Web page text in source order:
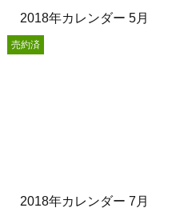
2018年カレンダー 5月
2018年カレンダー 7月
売約済